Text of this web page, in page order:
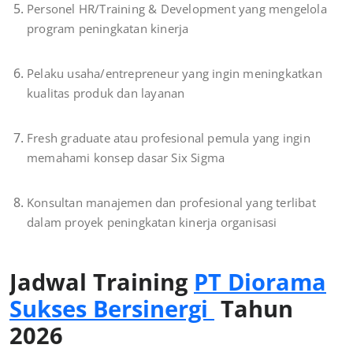
Personel HR/Training & Development yang mengelola
program peningkatan kinerja
Pelaku usaha/entrepreneur yang ingin meningkatkan
kualitas produk dan layanan
Fresh graduate atau profesional pemula yang ingin
memahami konsep dasar Six Sigma
Konsultan manajemen dan profesional yang terlibat
dalam proyek peningkatan kinerja organisasi
Jadwal Training PT Diorama
Sukses Bersinergi Tahun
2026